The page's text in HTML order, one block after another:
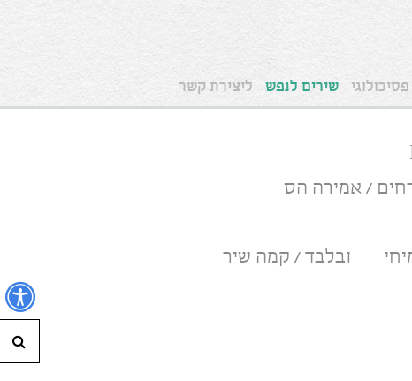
שירים לנפש ליצירת קשר
/ אמירה הס
ובלבד / קמה שיר